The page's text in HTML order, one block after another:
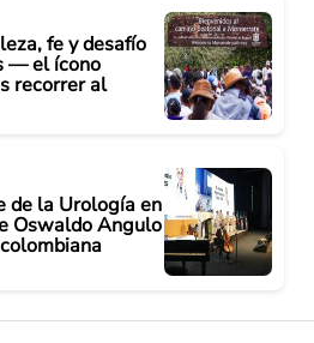
fe y desafío
— el ícono
recorrer al
de la Urología en
Oswaldo Angulo